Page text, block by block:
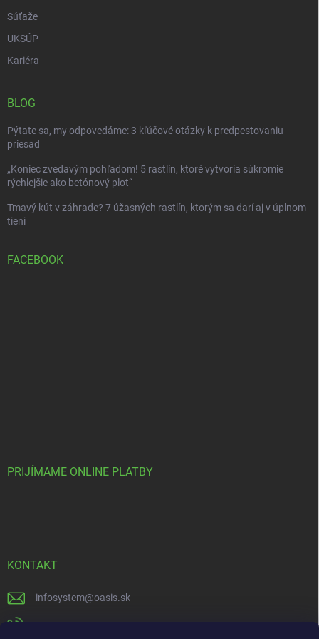
Súťaže
UKSÚP
Kariéra
BLOG
Pýtate sa, my odpovedáme: 3 kľúčové otázky k predpestovaniu
priesad
„Koniec zvedavým pohľadom! 5 rastlín, ktoré vytvoria súkromie
rýchlejšie ako betónový plot“
Tmavý kút v záhrade? 7 úžasných rastlín, ktorým sa darí aj v úplnom
tieni
FACEBOOK
PRIJÍMAME ONLINE PLATBY
KONTAKT
infosystem@oasis.sk